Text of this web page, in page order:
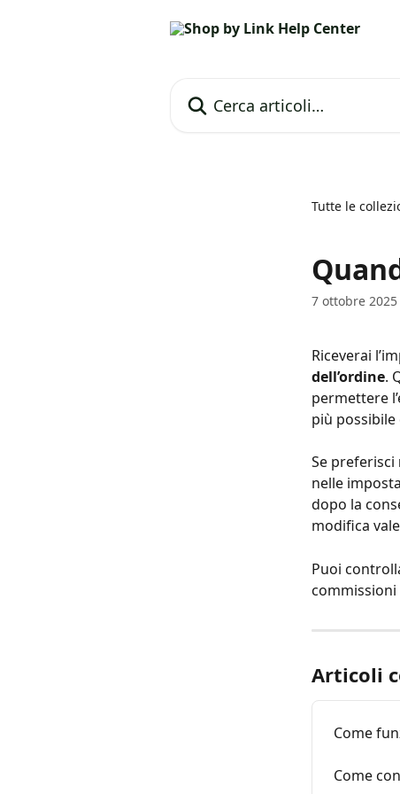
Tutte le
7 ottobre 2025
Riceverai
dell’ordine.
permettere
più
Se preferisci
nelle
dopo la
modifica
Puoi
Articoli
Come
Come